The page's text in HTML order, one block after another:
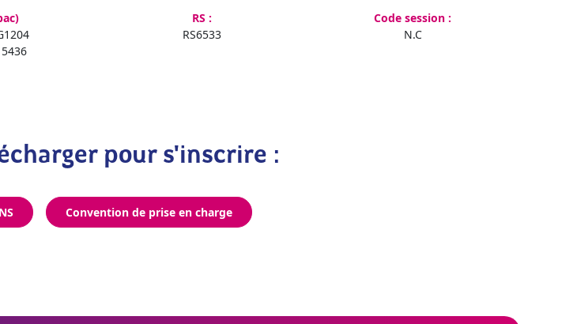
RS :
RS6533
Code session :
N.C
pour s'inscrire :
Convention de prise en charge